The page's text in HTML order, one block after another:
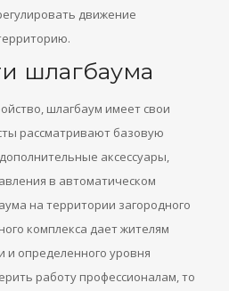
движение
шлагбаума
шлагбаум имеет свои
рассматривают базовую
аксессуары,
в автоматическом
на территории загородного
комплекса дает жителям
определенного уровня
работу профессионалам, то